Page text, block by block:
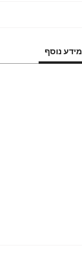
מידע נוסף